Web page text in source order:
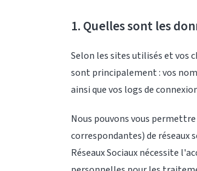
1. Quelles sont les
Selon les sites utilisés et vos
sont principalement : vos
ainsi que vos logs de
Nous pouvons vous
correspondantes) de réseaux
Réseaux Sociaux nécessite